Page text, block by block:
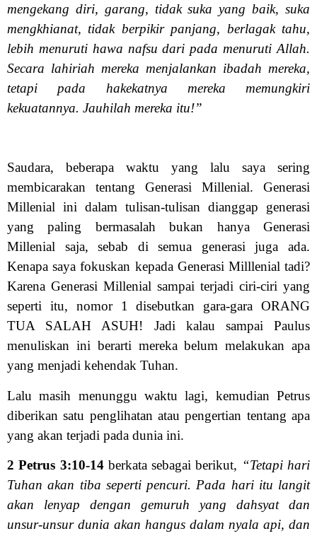
mengekang diri, garang, tidak suka yang baik, suka
mengkhianat, tidak berpikir panjang, berlagak tahu,
lebih menuruti hawa nafsu dari pada menuruti Allah.
Secara lahiriah mereka menjalankan ibadah mereka,
tetapi pada hakekatnya mereka memungkiri
kekuatannya. Jauhilah mereka itu!”
Saudara, beberapa waktu yang lalu saya sering
membicarakan tentang Generasi Millenial. Generasi
Millenial ini dalam tulisan-tulisan dianggap generasi
yang paling bermasalah bukan hanya Generasi
Millenial saja, sebab di semua generasi juga ada.
Kenapa saya fokuskan kepada Generasi Milllenial tadi?
Karena Generasi Millenial sampai terjadi ciri-ciri yang
seperti itu, nomor 1 disebutkan gara-gara ORANG
TUA SALAH ASUH! Jadi kalau sampai Paulus
menuliskan ini berarti mereka belum melakukan apa
yang menjadi kehendak Tuhan.
Lalu masih menunggu waktu lagi, kemudian Petrus
diberikan satu penglihatan atau pengertian tentang apa
yang akan terjadi pada dunia ini.
2 Petrus 3:10-14 berkata sebagai berikut, “Tetapi hari
Tuhan akan tiba seperti pencuri. Pada hari itu langit
akan lenyap dengan gemuruh yang dahsyat dan
unsur-unsur dunia akan hangus dalam nyala api, dan